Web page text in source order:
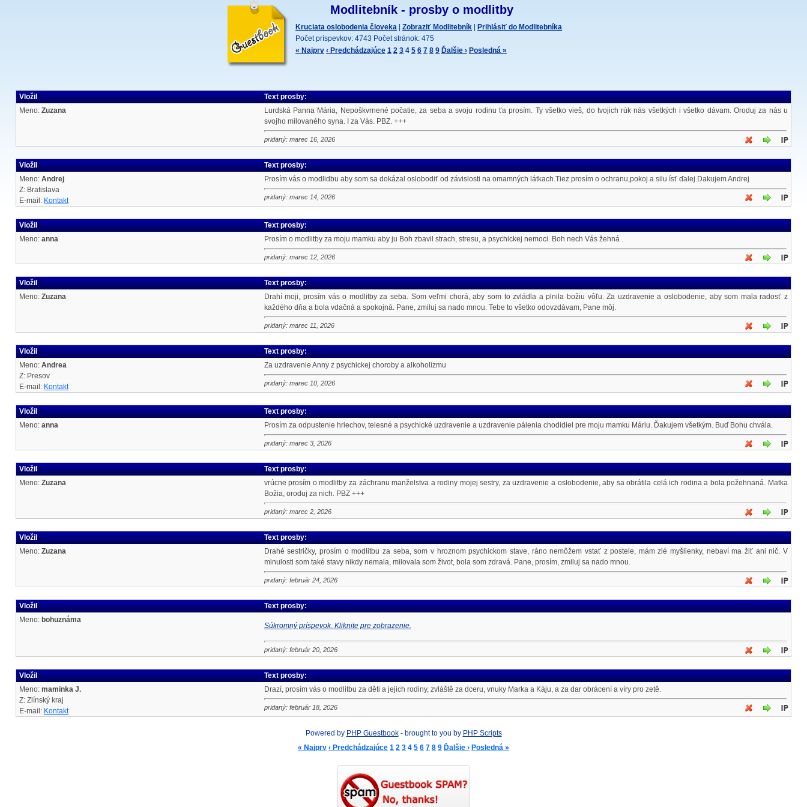
Modlitebník - prosby o modlitby
Kruciata oslobodenia človeka Zobraziť Modlitebník
Prihlásiť do Modlitebníka
Počet príspevkov: 4743 Počet stránok: 475
« Najprv ‹ Predchádzajúce 1 2 3 4 5 6 7 8 9 Ďalšie › Posledná »
Vložil
Meno: Zuzana
Text prosby:
Lurdská Panna Mária, Nepoškvrnené počatie, za seba a svoju rodinu ťa prosím. Ty všetko vieš, do tvojich rúk nás všetkých i všetko dávam. Oroduj za nás u
svojho milovaného syna. I za Vás. PBZ. +++
pridaný: marec 16, 2026
Vložil
Meno: Andrej
Z: Bratislava
E-mail: Kontakt
Text prosby:
Prosím vás o modlidbu aby som sa dokázal oslobodiť od závislosti na omamných látkach.Tiez prosím o ochranu,pokoj a silu ísť ďalej.Dakujem Andrej
pridaný: marec 14, 2026
Vložil
Meno: anna
Text prosby:
Prosím o modlitby za moju mamku aby ju Boh zbavil strach, stresu, a psychickej nemoci. Boh nech Vás žehná .
pridaný: marec 12, 2026
Vložil
Meno: Zuzana
Text prosby:
Drahí moji, prosím vás o modlitby za seba. Som veľmi chorá, aby som to zvládla a plnila božiu vôľu. Za uzdravenie a oslobodenie, aby som mala radosť z
každého dňa a bola vdačná a spokojná. Pane, zmiluj sa nado mnou. Tebe to všetko odovzdávam, Pane môj.
pridaný: marec 11, 2026
Vložil
Meno: Andrea
Z: Presov
E-mail: Kontakt
Text prosby:
Za uzdravenie Anny z psychickej choroby a alkoholizmu
pridaný: marec 10, 2026
Vložil
Meno: anna
Text prosby:
Prosím za odpustenie hriechov, telesné a psychické uzdravenie a uzdravenie pálenia chodidiel pre moju mamku Máriu. Ďakujem všetkým. Buď Bohu chvála.
pridaný: marec 3, 2026
Vložil
Meno: Zuzana
Text prosby:
vrúcne prosím o modlitby za záchranu manželstva a rodiny mojej sestry, za uzdravenie a oslobodenie, aby sa obrátila celá ich rodina a bola požehnaná. Matka
Božia, oroduj za nich. PBZ +++
pridaný: marec 2, 2026
Vložil
Meno: Zuzana
Text prosby:
Drahé sestričky, prosím o modlitbu za seba, som v hroznom psychickom stave, ráno nemôžem vstať z postele, mám zlé myšlienky, nebaví ma žiť ani nič. V
minulosti som také stavy nikdy nemala, milovala som život, bola som zdravá. Pane, prosím, zmiluj sa nado mnou.
pridaný: február 24, 2026
Vložil
Meno: bohuznáma
Text prosby:
Súkromný príspevok. Kliknite pre zobrazenie.
pridaný: február 20, 2026
Vložil
Meno: maminka J.
Z: Zlínský kraj
E-mail: Kontakt
Text prosby:
Drazí, prosím vás o modlitbu za děti a jejich rodiny, zvláště za dceru, vnuky Marka a Káju, a za dar obrácení a víry pro zetě.
pridaný: február 18, 2026
Powered by PHP Guestbook- brought to you by PHP Scripts
« Najprv ‹ Predchádzajúce 1 2 3 4 5 6 7 8 9 Ďalšie › Posledná »